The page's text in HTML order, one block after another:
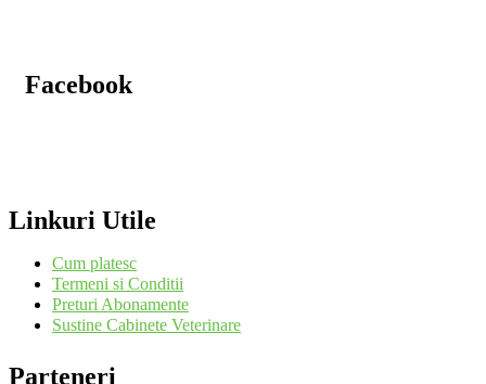
Facebook
Linkuri Utile
Cum platesc
Termeni si Conditii
Preturi Abonamente
Sustine Cabinete Veterinare
Parteneri